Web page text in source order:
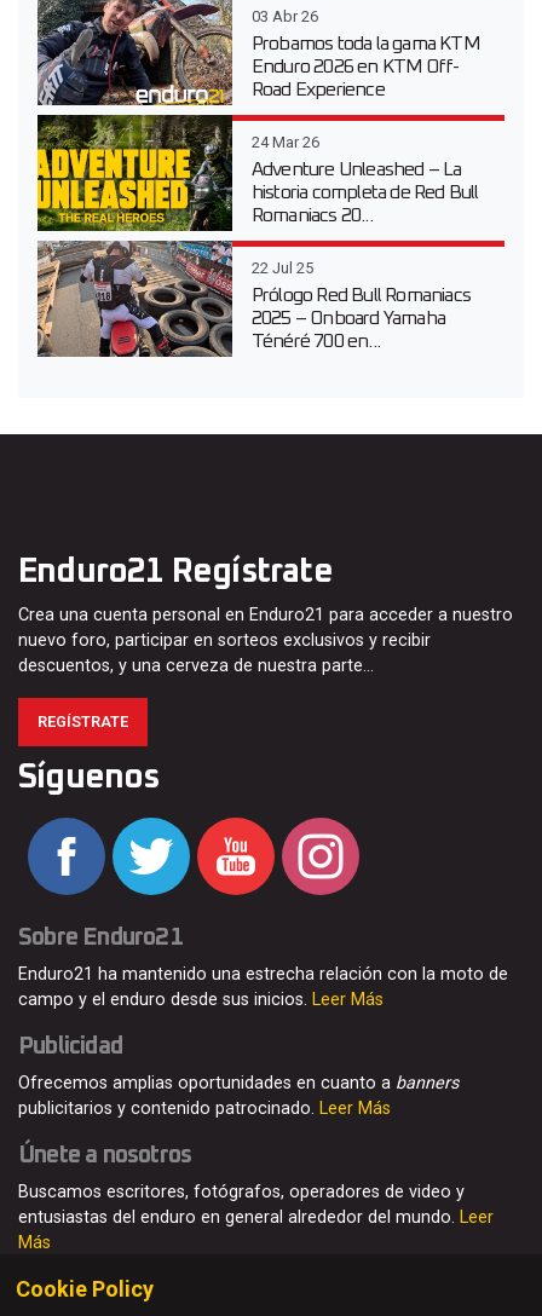
03 Abr 26
Probamos toda la gama KTM
Enduro 2026 en KTM Off-
Road Experience
24 Mar 26
Adventure Unleashed – La
historia completa de Red Bull
Romaniacs 20...
22 Jul 25
Prólogo Red Bull Romaniacs
2025 – Onboard Yamaha
Ténéré 700 en...
Enduro21 Regístrate
Crea una cuenta personal en Enduro21 para acceder a nuestro
nuevo foro, participar en sorteos exclusivos y recibir
descuentos, y una cerveza de nuestra parte…
REGÍSTRATE
Síguenos
Sobre Enduro21
Enduro21 ha mantenido una estrecha relación con la moto de
campo y el enduro desde sus inicios. Leer Más
Publicidad
Ofrecemos amplias oportunidades en cuanto a banners
publicitarios y contenido patrocinado. Leer Más
Únete a nosotros
Buscamos escritores, fotógrafos, operadores de video y
entusiastas del enduro en general alrededor del mundo. Leer
Más
Cookie Policy